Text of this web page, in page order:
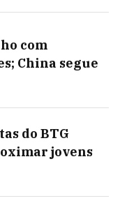
com
China segue
do BTG
jovens